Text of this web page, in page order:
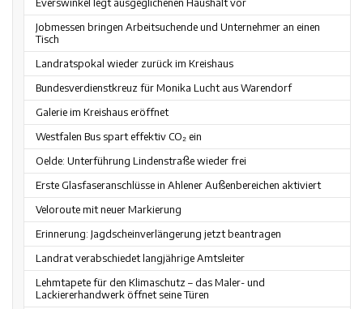
Everswinkel legt ausgeglichenen Haushalt vor
Jobmessen bringen Arbeitsuchende und Unternehmer an einen
Tisch
Landratspokal wieder zurück im Kreishaus
Bundesverdienstkreuz für Monika Lucht aus Warendorf
Galerie im Kreishaus eröffnet
Westfalen Bus spart effektiv CO₂ ein
Oelde: Unterführung Lindenstraße wieder frei
Erste Glasfaseranschlüsse in Ahlener Außenbereichen aktiviert
Veloroute mit neuer Markierung
Erinnerung: Jagdscheinverlängerung jetzt beantragen
Landrat verabschiedet langjährige Amtsleiter
Lehmtapete für den Klimaschutz – das Maler- und
Lackiererhandwerk öffnet seine Türen